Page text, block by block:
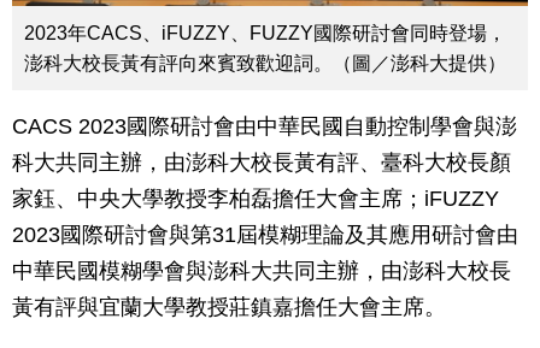
2023年CACS、iFUZZY、FUZZY國際研討會同時登場，
澎科大校長黃有評向來賓致歡迎詞。（圖／澎科大提供）
CACS 2023國際研討會由中華民國自動控制學會與澎
科大共同主辦，由澎科大校長黃有評、臺科大校長顏
家鈺、中央大學教授李柏磊擔任大會主席；iFUZZY
2023國際研討會與第31屆模糊理論及其應用研討會由
中華民國模糊學會與澎科大共同主辦，由澎科大校長
黃有評與宜蘭大學教授莊鎮嘉擔任大會主席。